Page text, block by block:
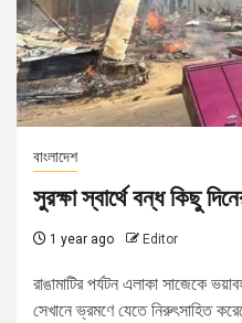
বাংলাদেশ
সুরক্ষা স্বার্থে বন্ধ কিছু
1 year ago Editor
রাঙামাটির পর্যটন এলাকা সাজেকে
সেখানে ভ্রমণে যেতে নিরুৎসাহিত